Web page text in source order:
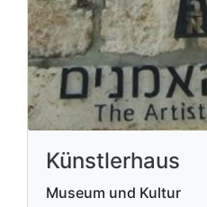
Künstlerhaus
Museum und Kultur